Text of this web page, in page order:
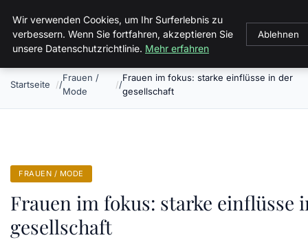
Malzminden
Startseite
Frauen /
Mode
Frauen im fokus: starke einflüsse in der
gesellschaft
FRAUEN / MODE
Frauen im fokus: starke einflüsse
gesellschaft
Wir verwenden Cookies, um Ihr Surferlebnis zu
verbessern. Wenn Sie fortfahren, akzeptieren Sie
unsere Datenschutzrichtlinie. Mehr erfahren
Ablehnen